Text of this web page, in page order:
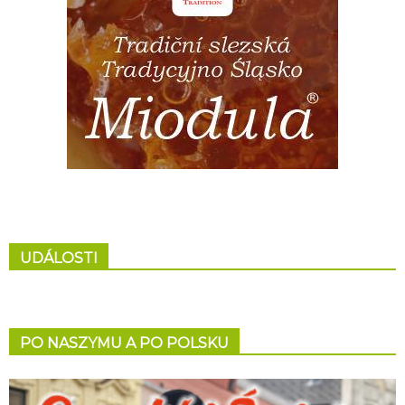
UDÁLOSTI
PO NASZYMU A PO POLSKU